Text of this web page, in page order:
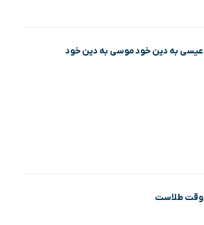
عیسی به دین خود موسی به دین خود
وقت طلاست